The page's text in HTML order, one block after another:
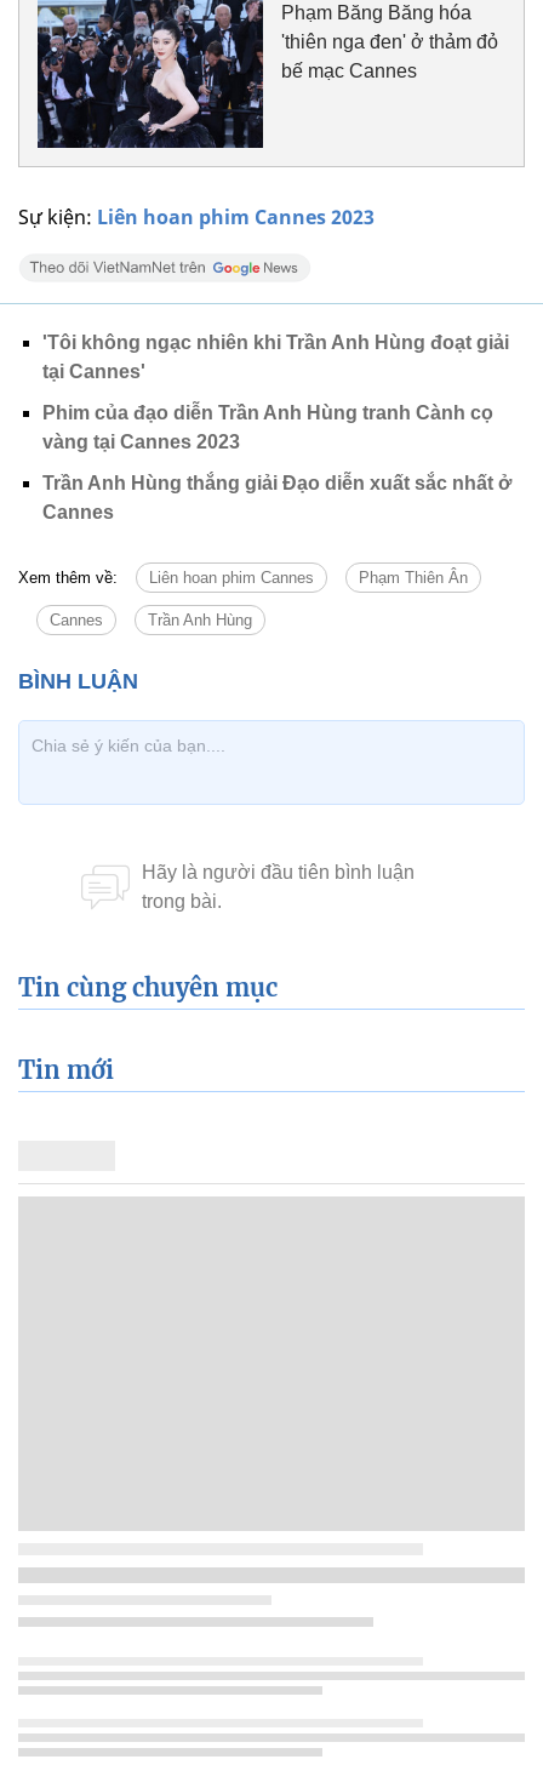
Sự kiện: Liên hoan phim Cannes 2023
Phạm Băng Băng hóa
'thiên nga đen' ở thảm đỏ
bế mạc Cannes
'Tôi không ngạc nhiên khi Trần Anh Hùng đoạt giải
tại Cannes'
Phim của đạo diễn Trần Anh Hùng tranh Cành cọ
vàng tại Cannes 2023
Trần Anh Hùng thắng giải Đạo diễn xuất sắc nhất ở
Cannes
Xem thêm về: Liên hoan phim Cannes Phạm Thiên Ân
Cannes Trần Anh Hùng
Tin cùng chuyên mục
Tin mới